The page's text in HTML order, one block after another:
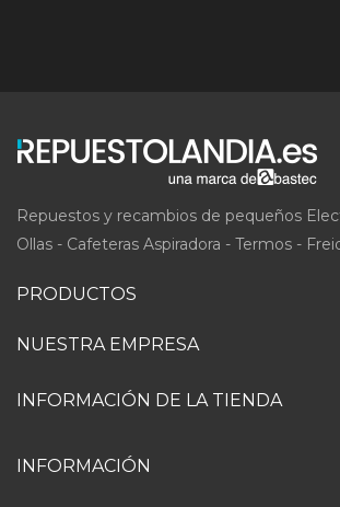
Repuestos y recambios de pequeños
Ollas - Cafeteras Aspiradora - Termos -
PRODUCTOS
NUESTRA EMPRESA
INFORMACIÓN DE LA TIENDA
INFORMACIÓN